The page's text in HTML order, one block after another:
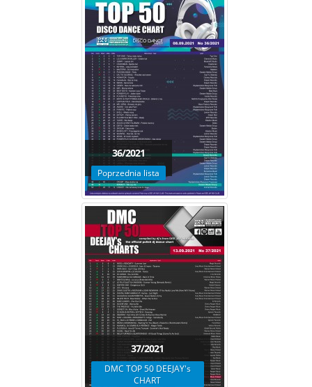
36/2021
Poprzednia lista
37/2021
DMC TOP 50 DEEJAY's
CHART